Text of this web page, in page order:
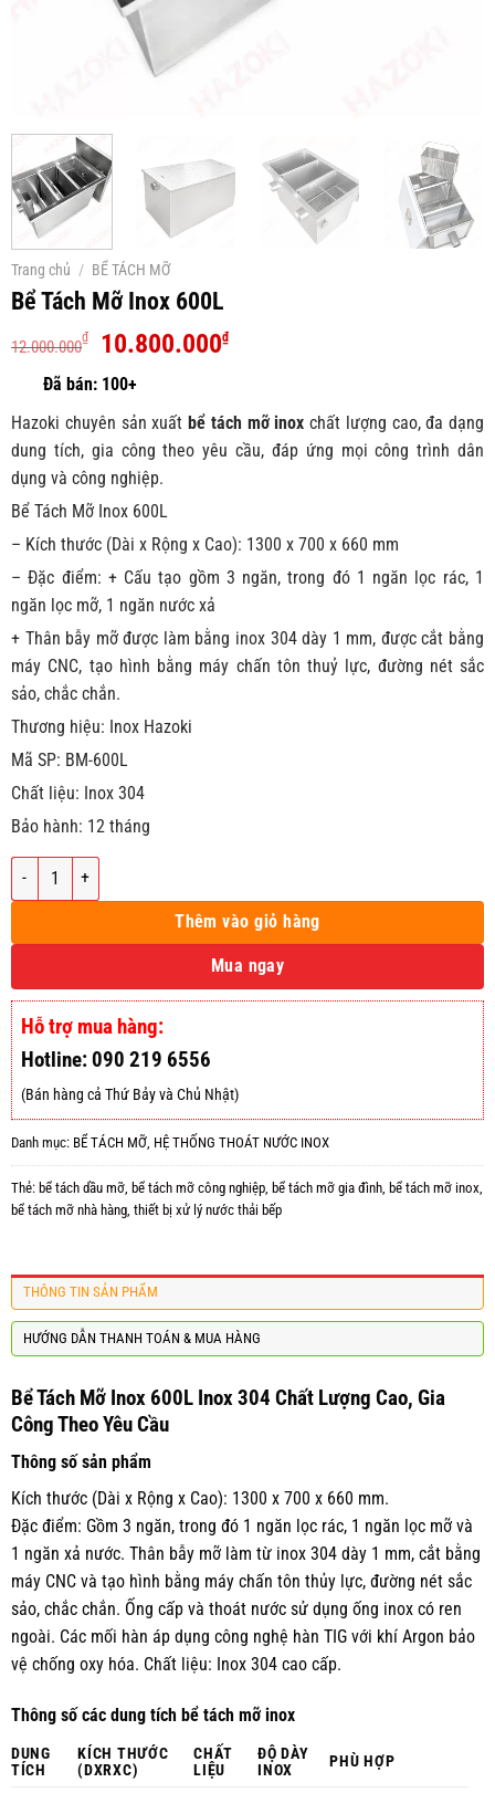
Trang chủ / BỂ TÁCH MỠ
Bể Tách Mỡ Inox 600L
12.000.000₫
Giá
gốc
là:
12.000.000₫.
10.800.000₫Giá
là:
10.800.000₫.
Hazoki chuyên sản xuất bể tách mỡ inox chất lượng cao, đa dạng
dung tích, gia công theo yêu cầu, đáp ứng mọi công trình dân
dụng và công nghiệp.
Bể Tách Mỡ Inox 600L
– Kích thước (Dài x Rộng x Cao): 1300 x 700 x 660 mm
– Đặc điểm: + Cấu tạo gồm 3 ngăn, trong đó 1 ngăn lọc rác, 1
ngăn lọc mỡ, 1 ngăn nước xả
+ Thân bẫy mỡ được làm bằng inox 304 dày 1 mm, được cắt bằng
máy CNC, tạo hình bằng máy chấn tôn thuỷ lực, đường nét sắc
sảo, chắc chắn.
Thương hiệu: Inox Hazoki
Mã SP: BM-600L
Chất liệu: Inox 304
Bảo hành: 12 tháng
Bể Tách Mỡ Inox 600L số lượng
Thêm vào giỏ hàng
Mua ngay
Hỗ trợ mua hàng:
Hotline: 090 219 6556
(Bán hàng cả Thứ Bảy và Chủ Nhật)
Danh mục: BỂ TÁCH MỠ HỆ THỐNG THOÁT NƯỚC INOX
Thẻ: bể tách dầu mỡ bể tách mỡ công nghiệp bể tách mỡ gia đình bể tách mỡ inox
bể tách mỡ nhà hàng thiết bị xử lý nước thải bếp
THÔNG TIN SẢN PHẨM
HƯỚNG DẪN THANH TOÁN & MUA HÀNG
Bể Tách Mỡ Inox 600L Inox 304 Chất Lượng Cao, Gia
Công Theo Yêu Cầu
Thông số sản phẩm
Kích thước (Dài x Rộng x Cao): 1300 x 700 x 660 mm.
Đặc điểm: Gồm 3 ngăn, trong đó 1 ngăn lọc rác, 1 ngăn lọc mỡ và
1 ngăn xả nước. Thân bẫy mỡ làm từ inox 304 dày 1 mm, cắt bằng
máy CNC và tạo hình bằng máy chấn tôn thủy lực, đường nét sắc
sảo, chắc chắn. Ống cấp và thoát nước sử dụng ống inox có ren
ngoài. Các mối hàn áp dụng công nghệ hàn TIG với khí Argon bảo
vệ chống oxy hóa. Chất liệu: Inox 304 cao cấp.
Thông số các dung tích bể tách mỡ inox
DUNG
TÍCH
KÍCH THƯỚC
(DXRXC)
CHẤT
LIỆU
ĐỘ DÀY
INOX
PHÙ HỢP